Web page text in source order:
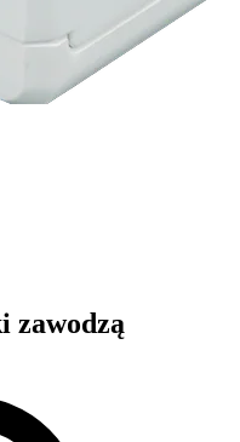
zawodzą